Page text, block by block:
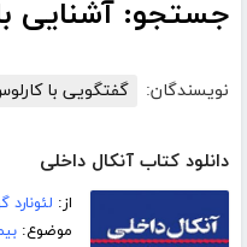
جستجو: آشنایی
نویسندگان: گفتگویی با
دانلود کتاب آنکال داخلی
از: لئونارد
موضوع: